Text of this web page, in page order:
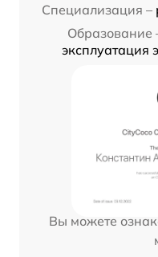
Специализация –
Образование
эксплуатация
Вы можете